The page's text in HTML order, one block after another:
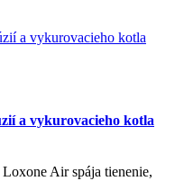
a vykurovacieho kotla
Air spája tienenie,